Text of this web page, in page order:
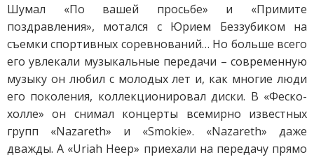
Шумал «По вашей просьбе» и «Примите
поздравления», мотался с Юрием Беззубиком на
съемки спортивных соревнований… Но больше всего
его увлекали музыкальные передачи – современную
музыку он любил с молодых лет и, как многие люди
его поколения, коллекционировал диски. В «Феско-
холле» он снимал концерты всемирно известных
групп «Nazareth» и «Smokie». «Nazareth» даже
дважды. А «Uriah Heep» приехали на передачу прямо